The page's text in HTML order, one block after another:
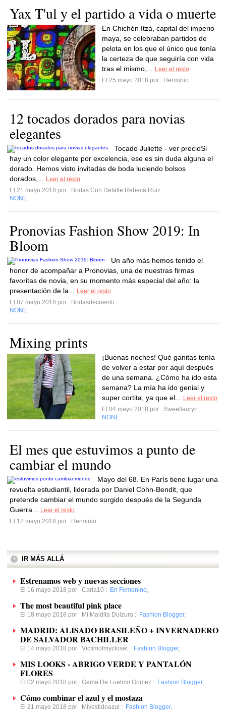
Yax T'ul y el partido a vida o muerte
En Chichén Itzá, capital del imperio
maya, se celebraban partidos de
pelota en los que el único que tenía
la certeza de que seguiría con vida
tras el mismo,...
Leer el resto
El 25 mayo 2018 por
Herminio
12 tocados dorados para novias
elegantes
Tocado Juliette - ver precioSi
hay un color elegante por excelencia, ese es sin duda alguna el
dorado. Hemos visto invitadas de boda luciendo bolsos
dorados,...
Leer el resto
El 21 mayo 2018 por
Bodas Con Detalle Rebeca Ruiz
NONE
Pronovias Fashion Show 2019: In
Bloom
Un año más hemos tenido el
honor de acompañar a Pronovias, una de nuestras firmas
favoritas de novia, en su momento más especial del año: la
presentación de la...
Leer el resto
El 07 mayo 2018 por
Bodasdecuento
NONE
Mixing prints
¡Buenas noches! Qué ganitas tenía
de volver a estar por aquí después
de una semana. ¿Cómo ha ido esta
semana? La mía ha ido genial y
super cortita, ya que el...
Leer el resto
El 04 mayo 2018 por
Sweetlauryn
NONE
El mes que estuvimos a punto de
cambiar el mundo
Mayo del 68. En París tiene lugar una
revuelta estudiantil, liderada por Daniel Cohn-Bendit, que
pretende cambiar el mundo surgido después de la Segunda
Guerra...
Leer el resto
El 12 mayo 2018 por
Herminio
IR MÁS ALLÁ
Estrenamos web y nuevas secciones
El 16 mayo 2018 por Carla10 : En Femenino,
The most beautiful pink place
El 18 mayo 2018 por Mi Maldita Dulzura : Fashion Blogger,
MADRID: ALISADO BRASILEÑO + INVERNADERO
DE SALVADOR BACHILLER
El 14 mayo 2018 por Victimofmycloset : Fashion Blogger,
MIS LOOKS - ABRIGO VERDE Y PANTALÓN
FLORES
El 02 mayo 2018 por Gema De Luelmo Gomez : Fashion Blogger,
Cómo combinar el azul y el mostaza
El 21 mayo 2018 por Mivestidoazul : Fashion Blogger,